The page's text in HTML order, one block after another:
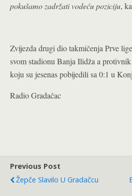
pokušamo zadržati vodeću poziciju,
Zvijezda drugi dio takmičenja Prve
svom stadionu Banja Ilidža a
koju su jesenas pobijedili sa 0:1 u
Radio Gradačac
Previous Post
Žepče Slavilo U Gradačcu